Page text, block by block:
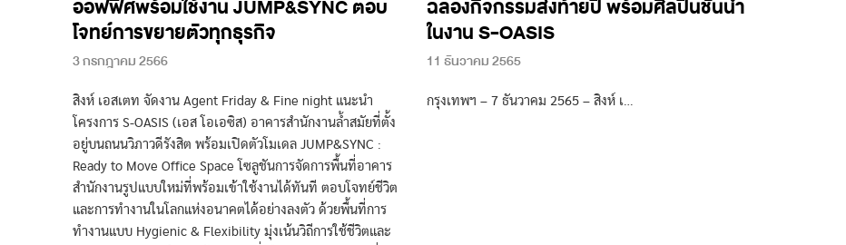
ออฟฟิศพร้อมใช้งาน JUMP&SYNC ตอบ
โจทย์การขยายตัวทุกธุรกิจ
3 กรกฎาคม 2566
สิงห์ เอสเตท จัดงาน Agent Friday & Fine night แนะนำ
โครงการ S-OASIS (เอส โอเอซิส) อาคารสำนักงานล้ำสมัยที่ตั้ง
อยู่บนถนนวิภาวดีรังสิต พร้อมเปิดตัวโมเดล JUMP&SYNC :
Ready to Move Office Space โซลูชันการจัดการพื้นที่อาคาร
สำนักงานรูปแบบใหม่ที่พร้อมเข้าใช้งานได้ทันที ตอบโจทย์ชีวิต
และการทำงานในโลกแห่งอนาคตได้อย่างลงตัว ด้วยพื้นที่การ
ทำงานแบบ Hygienic & Flexibility มุ่งเน้นวิถีการใช้ชีวิตและ
ฉลองกิจกรรมส่งท้ายปี พร้อมศิลปินชั้นนำ
ในงาน S-OASIS
11 ธันวาคม 2565
กรุงเทพฯ – 7 ธันวาคม 2565 – สิงห์ เ…